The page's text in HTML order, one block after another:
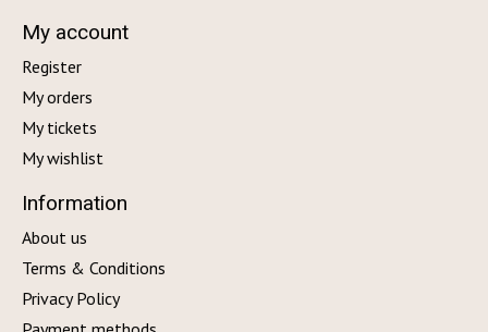
My account
Register
My orders
My tickets
My wishlist
Information
About us
Terms & Conditions
Privacy Policy